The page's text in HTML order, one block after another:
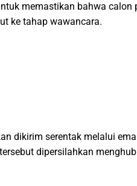
memastikan bahwa calon
ke tahap wawancara.
dikirim serentak melalui
dipersilahkan